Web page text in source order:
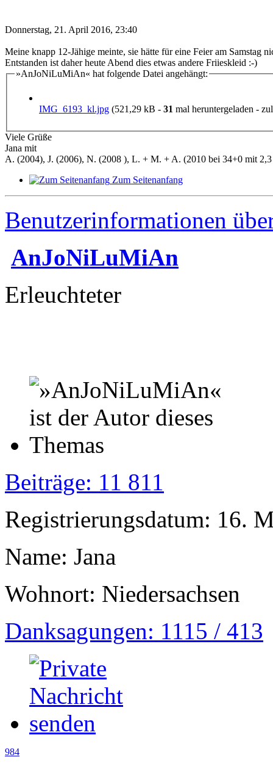
Donnerstag, 21. April 2016, 23:40
Meine knapp 12-Jähige meinte, sie hätte für eine Feier am Samstag
Entstanden ist daher heute Abend dies etwas andere Friieskleid :-)
»AnJoNiLuMiAn« hat folgende Datei angehängt:
IMG_6193_kl.jpg (521,29 kB - 31 mal heruntergeladen -
Viele Grüße
Jana mit
A. (2004), J. (2006), N. (2008 ), L. + M. + A. (2010 bei 34+0 mit
Zum Seitenanfang
Benutzerinformationen
AnJoNiLuMiAn
Erleuchteter
Beiträge: 11 811
Registrierungsdatum: 16.
Name: Jana
Wohnort: Niedersachsen
Danksagungen: 1115 / 413
984